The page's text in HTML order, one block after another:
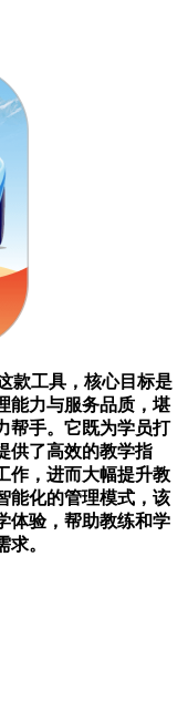
款工具，核心目标是
能力与服务品质，堪
帮手。它既为学员打
供了高效的教学指
作，进而大幅提升教
能化的管理模式，该
体验，帮助教练和学
。